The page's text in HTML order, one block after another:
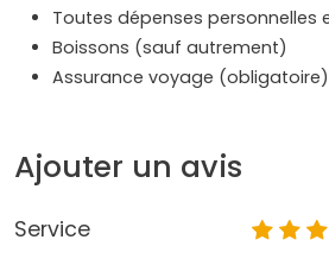
Toutes dépenses personnelles
Boissons (sauf autrement)
Assurance voyage (obligatoire)
Ajouter un avis
Service